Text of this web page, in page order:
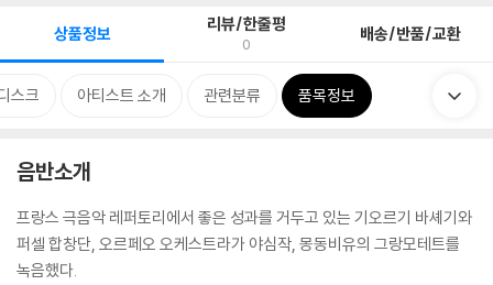
상품정보 리뷰/한줄평
0 배송/반품/교환
스크 아티스트 소개 관련분류 품목정보
음반소개
프랑스 극음악 레퍼토리에서 좋은 성과를 거두고 있는 기오르기 바셰기와
퍼셀 합창단, 오르페오 오케스트라가 야심작, 몽동비유의 그랑모테트를
녹음했다.